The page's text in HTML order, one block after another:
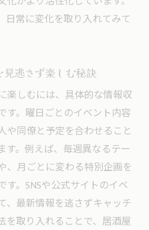
日常に変化を取り入れてみて
逃さず楽しむ秘訣
楽しむには、具体的な情報収
す。曜日ごとのイベント内容
や同僚と予定を合わせること
す。例えば、毎週異なるテー
、月ごとに変わる特別企画を
。SNSや公式サイトのイベ
、最新情報を逃さずキャッチ
を取り入れることで、居酒屋